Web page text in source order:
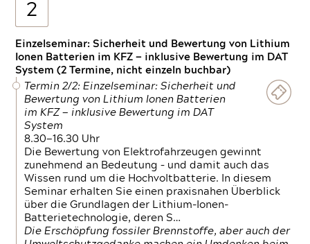
2
Einzelseminar: Sicherheit und Bewertung von Lithium
Ionen Batterien im KFZ — inklusive Bewertung im DAT
System (2 Termine, nicht einzeln buchbar)
Termin 2/2: Einzelseminar: Sicherheit und
Bewertung von Lithium Ionen Batterien
im KFZ — inklusive Bewertung im DAT
System
8.30—16.30 Uhr
Die Bewertung von Elektrofahrzeugen gewinnt
zunehmend an Bedeutung – und damit auch das
Wissen rund um die Hochvoltbatterie. In diesem
Seminar erhalten Sie einen praxisnahen Überblick
über die Grundlagen der Lithium-Ionen-
Batterietechnologie, deren S…
Die Erschöpfung fossiler Brennstoffe, aber auch der